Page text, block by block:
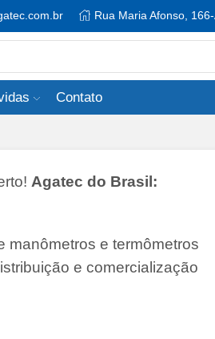
Rua Maria Afonso,
Contato
Agatec do Brasil:
manômetros e termômetros
e comercialização